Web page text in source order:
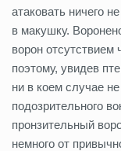
атаковать ничего
в макушку.
ворон отсутствием
поэтому, увидев
ни в коем случае
подозрительного
пронзительный
немного от